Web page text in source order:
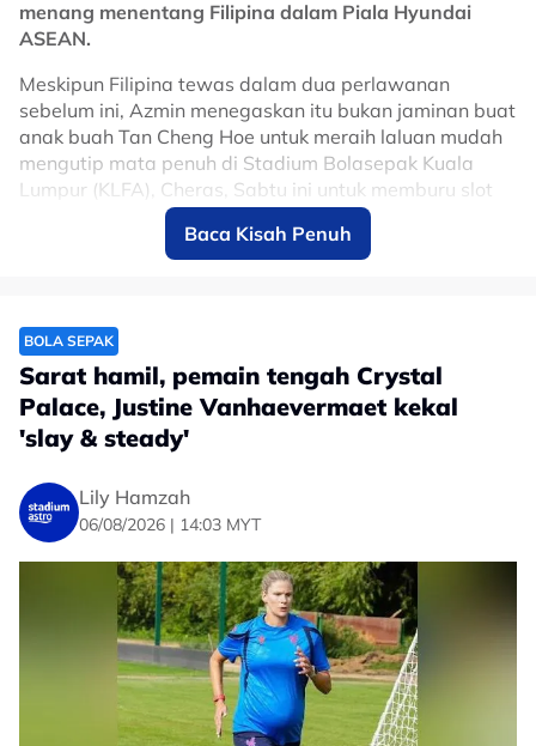
menang menentang Filipina dalam Piala Hyundai
ASEAN.
Meskipun Filipina tewas dalam dua perlawanan
sebelum ini, Azmin menegaskan itu bukan jaminan buat
anak buah Tan Cheng Hoe untuk meraih laluan mudah
mengutip mata penuh di Stadium Bolasepak Kuala
Lumpur (KLFA), Cheras, Sabtu ini untuk memburu slot
ke separuh akhir.
Azmin percaya di sebalik ketiadaan dua tonggak
merupakan peluang terbaik buat barisan pemain sedia
ada bagi membuktikan kemampuan mereka di pentas
antarabangsa.
"Kita tiada pilihan lain lagi.
"Filipina hanya kalah 0-1 kepada Thailand jadi
perlawanan ini akan menjadi sengit tapi kita tiada
pilihan, selain memungut tiga mata.
"Malaysia terasa kehilangan kedua-dua pemain ini
tetapi ia akan beri peluang kepada rakan sepasukan
untuk melakukan sesuatu.
"Walaupun tampak agak mustahil Myanmar boleh
kejutkan Thailand tapi dalam bola sepak apa-apa
boleh berlaku," katanya.
Baca Kisah Penuh
BOLA SEPAK
Sarat hamil, pemain tengah Crystal
Palace, Justine Vanhaevermaet kekal
'slay & steady'
Lily Hamzah
06/08/2026 | 14:03 MYT